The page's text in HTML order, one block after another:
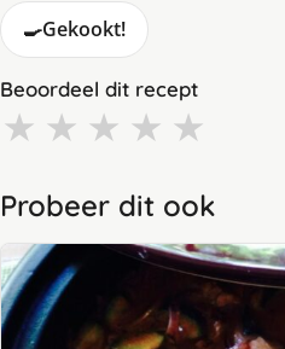
🍳Gekookt!
Beoordeel dit recept
★ ★ ★ ★ ★
Probeer dit ook